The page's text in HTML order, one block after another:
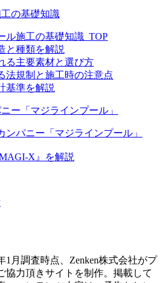
工の基礎知識
ル施工の基礎知識_TOP
と種類を解説
る主要素材と選び方
法規制と施工時の注意点
基準を解説
ー「マジラインプール」
ンパニー「マジラインプール」
X』を解説
1月調査時点、Zenken株式会社がプ
協力頂きサイトを制作。掲載して